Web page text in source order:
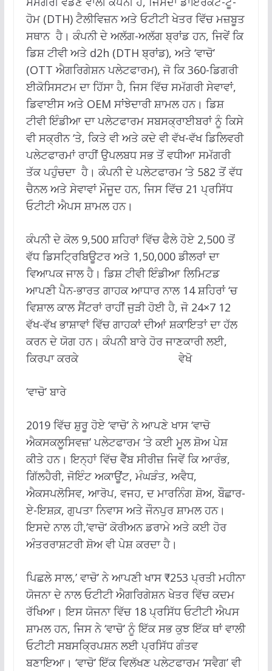
ਹੋਮ (DTH) ਟੈਲੀਵਿਜ਼ਨ ਅਤੇ ਓਟੀਟੀ ਖੇਤਰ ਵਿੱਚ ਮਜ਼ਬੂਤ
ਸਥਾਨ ਹੈ। ਕੰਪਨੀ ਦੇ ਅਲੱਗ-ਅਲੱਗ ਬ੍ਰਾਂਡ ਹਨ, ਜਿਵੇਂ ਕਿ
ਡਿਸ਼ ਟੀਵੀ ਅਤੇ d2h (DTH ਬ੍ਰਾਂਡ), ਅਤੇ ‘ਵਾਚੋ’
(OTT ਐਗਰਿਗੇਸ਼ਨ ਪਲੇਟਫਾਰਮ), ਜੋ ਕਿ 360-ਡਿਗਰੀ
ਈਕੋਸਿਸਟਮ ਦਾ ਹਿੱਸਾ ਹੈ, ਜਿਸ ਵਿੱਚ ਸਮੱਗਰੀ ਸੇਵਾਵਾਂ,
ਡਿਵਾਈਸ ਅਤੇ OEM ਸਾਂਝੇਦਾਰੀ ਸ਼ਾਮਲ ਹਨ। ਡਿਸ਼
ਟੀਵੀ ਇੰਡੀਆ ਦਾ ਪਲੇਟਫਾਰਮ ਸਬਸਕ੍ਰਾਈਬਰਾਂ ਨੂੰ ਕਿਸੇ
ਵੀ ਸਕ੍ਰੀਨ ‘ਤੇ, ਕਿਤੇ ਵੀ ਅਤੇ ਕਦੇ ਵੀ ਵੱਖ-ਵੱਖ ਡਿਲਿਵਰੀ
ਪਲੇਟਫਾਰਮਾਂ ਰਾਹੀਂ ਉਪਲਬਧ ਸਭ ਤੋਂ ਵਧੀਆ ਸਮੱਗਰੀ
ਤੱਕ ਪਹੁੰਚਦਾ ਹੈ। ਕੰਪਨੀ ਦੇ ਪਲੇਟਫਾਰਮ ‘ਤੇ 582 ਤੋਂ ਵੱਧ
ਚੈਨਲ ਅਤੇ ਸੇਵਾਵਾਂ ਮੌਜੂਦ ਹਨ, ਜਿਸ ਵਿੱਚ 21 ਪ੍ਰਸਿੱਧ
ਓਟੀਟੀ ਐਪਸ ਸ਼ਾਮਲ ਹਨ।
ਕੰਪਨੀ ਦੇ ਕੋਲ 9,500 ਸ਼ਹਿਰਾਂ ਵਿੱਚ ਫੈਲੇ ਹੋਏ 2,500 ਤੋਂ
ਵੱਧ ਡਿਸਟ੍ਰਿਬਿਊਟਰ ਅਤੇ 1,50,000 ਡੀਲਰਾਂ ਦਾ
ਵਿਆਪਕ ਜਾਲ ਹੈ। ਡਿਸ਼ ਟੀਵੀ ਇੰਡੀਆ ਲਿਮਿਟਡ
ਆਪਣੀ ਪੈਨ-ਭਾਰਤ ਗਾਹਕ ਆਧਾਰ ਨਾਲ 14 ਸ਼ਹਿਰਾਂ ‘ਚ
ਵਿਸ਼ਾਲ ਕਾਲ ਸੈਂਟਰਾਂ ਰਾਹੀਂ ਜੁੜੀ ਹੋਈ ਹੈ, ਜੋ 24×7 12
ਵੱਖ-ਵੱਖ ਭਾਸ਼ਾਵਾਂ ਵਿੱਚ ਗਾਹਕਾਂ ਦੀਆਂ ਸ਼ਕਾਇਤਾਂ ਦਾ ਹੱਲ
ਕਰਨ ਦੇ ਯੋਗ ਹਨ। ਕੰਪਨੀ ਬਾਰੇ ਹੋਰ ਜਾਣਕਾਰੀ ਲਈ,
ਕਿਰਪਾ ਕਰਕੇ
ਵੇਖੋ
‘ਵਾਚੋ’ ਬਾਰੇ
2019 ਵਿੱਚ ਸ਼ੁਰੂ ਹੋਏ ‘ਵਾਚੋ’ ਨੇ ਆਪਣੇ ਖਾਸ ‘ਵਾਚੋ
ਐਕਸਕਲੂਸਿਵਜ਼’ ਪਲੇਟਫਾਰਮ ‘ਤੇ ਕਈ ਮੂਲ ਸ਼ੋਅ ਪੇਸ਼
ਕੀਤੇ ਹਨ। ਇਨ੍ਹਾਂ ਵਿੱਚ ਵੈੱਬ ਸੀਰੀਜ਼ ਜਿਵੇਂ ਕਿ ਆਰੰਭ,
ਗਿੱਲਹੈਰੀ, ਜੋਇੰਟ ਅਕਾਊਂਟ, ਮੰਘੜੰਤ, ਅਵੈਧ,
ਐਕਸਪਲੋਸਿਵ, ਆਰੋਪ, ਵਜਹ, ਦ ਮਾਰਨਿੰਗ ਸ਼ੋਅ, ਬੌਛਾਰ-
ਏ-ਇਸ਼ਕ਼, ਗੁਪਤਾ ਨਿਵਾਸ ਅਤੇ ਜੌਨਪੁਰ ਸ਼ਾਮਲ ਹਨ।
ਇਸਦੇ ਨਾਲ ਹੀ,’ਵਾਚੋ’ ਕੋਰੀਅਨ ਡਰਾਮੇ ਅਤੇ ਕਈ ਹੋਰ
ਅੰਤਰਰਾਸ਼ਟਰੀ ਸ਼ੋਅ ਵੀ ਪੇਸ਼ ਕਰਦਾ ਹੈ।
ਪਿਛਲੇ ਸਾਲ,’ ਵਾਚੋ’ ਨੇ ਆਪਣੀ ਖਾਸ ₹253 ਪ੍ਰਤੀ ਮਹੀਨਾ
ਯੋਜਨਾ ਦੇ ਨਾਲ ਓਟੀਟੀ ਐਗਰਿਗੇਸ਼ਨ ਖੇਤਰ ਵਿੱਚ ਕਦਮ
ਰੱਖਿਆ। ਇਸ ਯੋਜਨਾ ਵਿੱਚ 18 ਪ੍ਰਸਿੱਧ ਓਟੀਟੀ ਐਪਸ
ਸ਼ਾਮਲ ਹਨ, ਜਿਸ ਨੇ ‘ਵਾਚੋ’ ਨੂੰ ਇੱਕ ਸਭ ਕੁਝ ਇੱਕ ਥਾਂ ਵਾਲੀ
ਓਟੀਟੀ ਸਬਸਕ੍ਰਿਪਸ਼ਨ ਲਈ ਪ੍ਰਸਿੱਧ ਗੰਤਵ
ਬਣਾਇਆ। ‘ਵਾਚੋ’ ਇੱਕ ਵਿਲੱਖਣ ਪਲੇਟਫਾਰਮ ‘ਸਵੈਗ’ ਵੀ